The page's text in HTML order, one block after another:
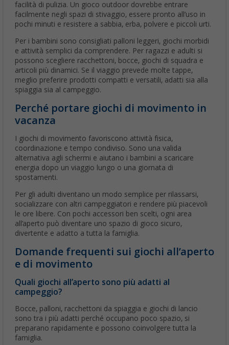
facilità di pulizia. Un gioco outdoor dovrebbe entrare
facilmente negli spazi di stivaggio, essere pronto all’uso in
pochi minuti e resistere a sabbia, erba, polvere e piccoli urti.
Per i bambini sono consigliati palloni leggeri, giochi morbidi
e attività semplici da comprendere. Per ragazzi e adulti si
possono scegliere racchettoni, bocce, giochi di squadra e
articoli più dinamici. Se il viaggio prevede molte tappe,
meglio preferire prodotti compatti e versatili, adatti sia alla
spiaggia sia al campeggio.
Perché portare giochi di movimento in
vacanza
I giochi di movimento favoriscono attività fisica,
coordinazione e tempo condiviso. Sono una valida
alternativa agli schermi e aiutano i bambini a scaricare
energia dopo un viaggio lungo o una giornata di
spostamenti.
Per gli adulti diventano un modo semplice per rilassarsi,
socializzare con altri campeggiatori e rendere più piacevoli
le ore libere. Con pochi accessori ben scelti, ogni area
all’aperto può diventare uno spazio di gioco sicuro,
divertente e adatto a tutta la famiglia.
Domande frequenti sui giochi all’aperto
e di movimento
Quali giochi all’aperto sono più adatti al
campeggio?
Bocce, palloni, racchettoni da spiaggia e giochi di lancio
sono tra i più adatti perché occupano poco spazio, si
preparano rapidamente e possono coinvolgere tutta la
famiglia.